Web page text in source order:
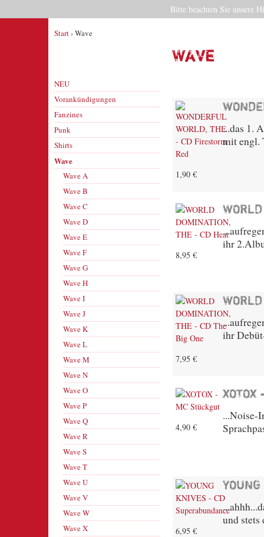
Start› Wave
Wave
NEU
Vorankündigungen
Fanzines
Punk
Shirts
Wave
Wave A
Wave B
Wave C
Wave D
Wave E
Wave F
Wave G
Wave H
Wave I
Wave J
Wave K
Wave L
Wave M
Wave N
Wave O
Wave P
Wave Q
Wave R
Wave S
Wave T
Wave U
Wave V
Wave W
Wave X
1,90 €
...das 1.
mit engl.
8,95 €
ihr
7,95 €
ihr
4,90 €
...Noise-
6,95 €
und
Bitte beachten Sie unsere